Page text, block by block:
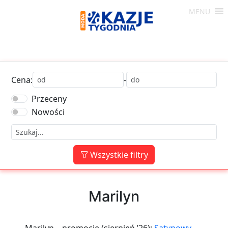
Moda
Tygodnia
MENU
Cena:
-
Przeceny
Nowości
Wszystkie filtry
Marilyn